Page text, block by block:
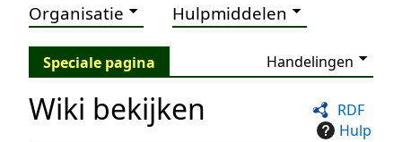
Organisatie Hulpmiddelen
Speciale pagina Handelingen
RDF
Hulp
Wiki bekijken